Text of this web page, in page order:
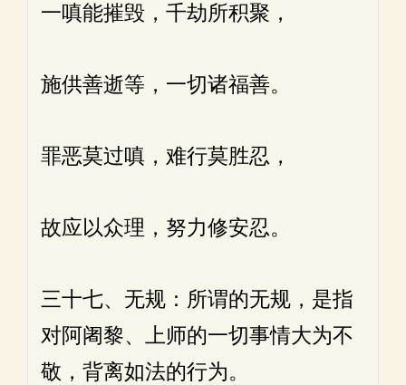
一嗔能摧毁，千劫所积聚，
施供善逝等，一切诸福善。
罪恶莫过嗔，难行莫胜忍，
故应以众理，努力修安忍。
三十七、无规：所谓的无规，是指
对阿阇黎、上师的一切事情大为不
敬，背离如法的行为。